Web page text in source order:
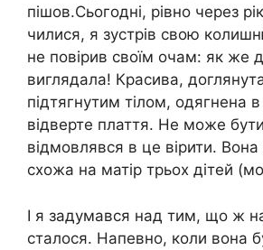
пішов.Сьогодні, рівно через
чилися, я зустрів свою
не повірив своїм очам: як же
виглядала! Красива,
підтягнутим тілом, одягнена
відверте плаття. Не може
відмовлявся в це вірити. Вона
схожа на матір трьох дітей
І я задумався над тим, що ж
сталося. Напевно, коли вона